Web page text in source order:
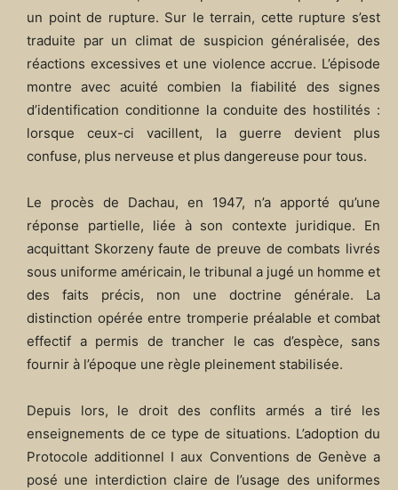
un point de rupture. Sur le terrain, cette rupture s’est
traduite par un climat de suspicion généralisée, des
réactions excessives et une violence accrue. L’épisode
montre avec acuité combien la fiabilité des signes
d’identification conditionne la conduite des hostilités :
lorsque ceux-ci vacillent, la guerre devient plus
confuse, plus nerveuse et plus dangereuse pour tous.
Le procès de Dachau, en 1947, n’a apporté qu’une
réponse partielle, liée à son contexte juridique. En
acquittant Skorzeny faute de preuve de combats livrés
sous uniforme américain, le tribunal a jugé un homme et
des faits précis, non une doctrine générale. La
distinction opérée entre tromperie préalable et combat
effectif a permis de trancher le cas d’espèce, sans
fournir à l’époque une règle pleinement stabilisée.
Depuis lors, le droit des conflits armés a tiré les
enseignements de ce type de situations. L’adoption du
Protocole additionnel I aux Conventions de Genève a
posé une interdiction claire de l’usage des uniformes